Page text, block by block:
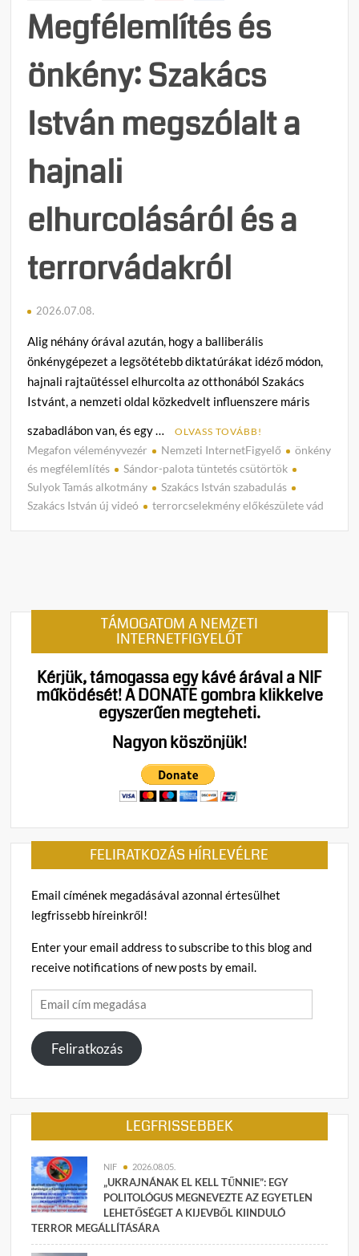
Megfélemlítés és
önkény: Szakács
István megszólalt a
hajnali
elhurcolásáról és a
terrorvádakról
2026.07.08.
Alig néhány órával azután, hogy a balliberális
önkénygépezet a legsötétebb diktatúrákat idéző módon,
hajnali rajtaütéssel elhurcolta az otthonából Szakács
Istvánt, a nemzeti oldal közkedvelt influenszere máris
szabadlábon van, és egy …
OLVASS TOVÁBB!
Megafon véleményvezér Nemzeti InternetFigyelő
önkény
és megfélemlítés
Sándor-palota tüntetés csütörtök
Sulyok Tamás alkotmány
Szakács István szabadulás
Szakács István új videó
terrorcselekmény előkészülete vád
TÁMOGATOM A NEMZETI
INTERNETFIGYELŐT
Kérjük, támogassa egy kávé árával a NIF
működését!A DONATE gombra klikkelve
egyszerűen megteheti.
Nagyon köszönjük!
FELIRATKOZÁS HÍRLEVÉLRE
Email címének megadásával azonnal értesülhet
legfrissebb híreinkről!
Enter your email address to subscribe to this blog and
receive notifications of new posts by email.
Email
cím
megadása
Feliratkozás
LEGFRISSEBBEK
NIF 2026.08.05.
„UKRAJNÁNAK EL KELL TŰNNIE”: EGY
POLITOLÓGUS MEGNEVEZTE AZ EGYETLEN
LEHETŐSÉGET A KIJEVBŐL KIINDULÓ
TERROR MEGÁLLÍTÁSÁRA